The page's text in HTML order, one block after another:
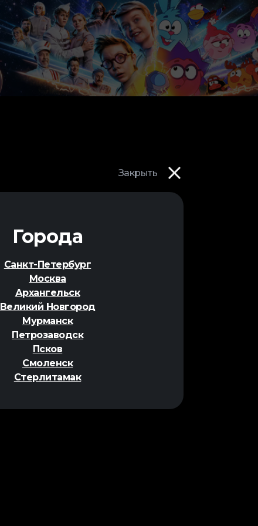
Закрыть
Города
Санкт-Петербург
Москва
Архангельск
Великий Новгород
Мурманск
Петрозаводск
Псков
Смоленск
Стерлитамак